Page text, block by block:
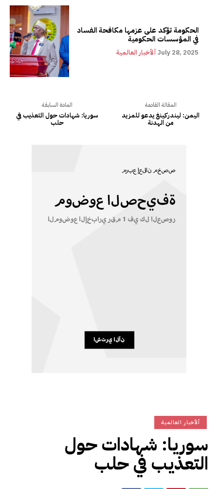
الحكومة تؤكد على عزمها مكافحة الفساد
في المؤسسات الحكومية
ألأخبار العالمية July 28, 2025
المادة السابقة
سوريا: شهادات حول التعذيب في
حلب
المقالة القادمة
اليمن: ليندركينغ يدعو للمزيد
من الهدنة